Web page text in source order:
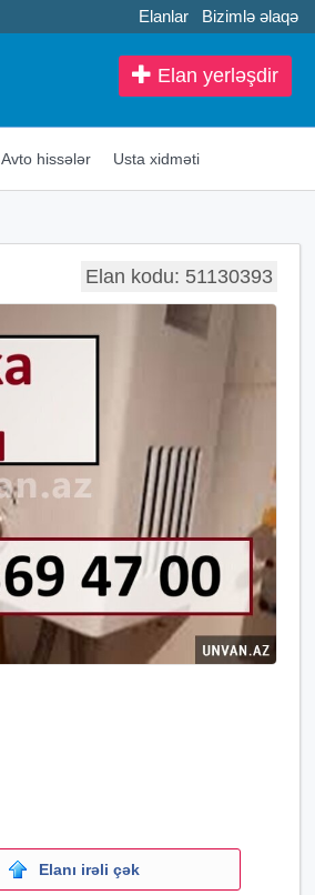
Elanlar Bizimlə əlaqə
Elan yerləşdir
Avto hissələr Usta xidməti
Elan kodu: 51130393
Elanı irəli çək